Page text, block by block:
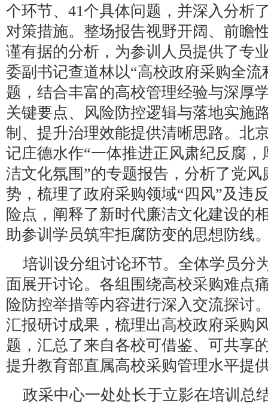
个环节、41个具体问题，并深入分析
对策措施。整场报告视野开阔、前瞻
谨有据的分析，为参训人员提供了专
委副书记查道林以“高校政府采购全
题，结合丰富的高校管理经验与深厚
关键要点、风险防控逻辑与落地实施
制、提升治理效能提供清晰思路。北
记庄德水作“一体推进正风肃纪反腐
洁文化氛围”的专题报告，分析了党
势，梳理了政府采购领域“四风”及违
险点，阐释了新时代廉洁文化建设的
助参训学员筑牢拒腐防变的思想防线
培训设分组讨论环节。全体学员分
面展开讨论。各组围绕高校采购难点
险防控举措等内容进行深入交流探讨
汇报研讨成果，梳理出高校政府采购
题，汇总了来自各校可借鉴、可共享
提升教育部直属高校采购管理水平提
政采中心一处处长于立影在培训总